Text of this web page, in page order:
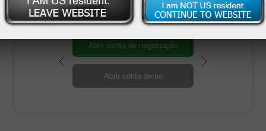
Abrir conta de negociação
Abrir conta demo